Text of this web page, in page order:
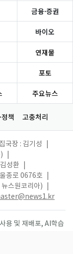
금융·증권
바이오
연재물
포토
주요뉴스
책 고충처리
국장 : 김기성
성환
종로 0676호
스원코리아)
및 재배포, AI학습